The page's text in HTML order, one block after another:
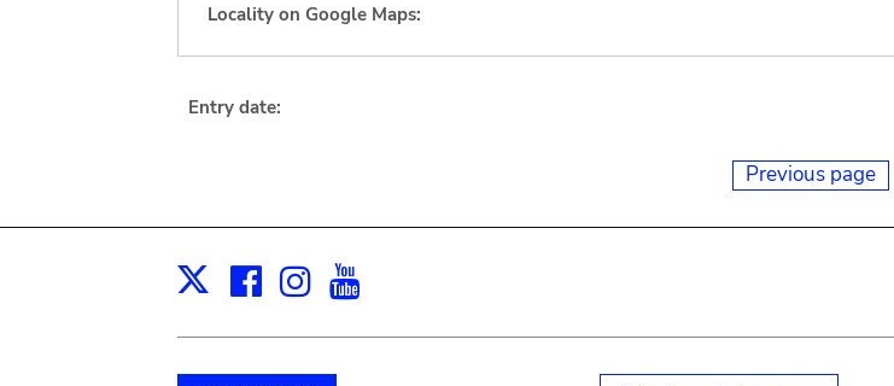
Locality on Google Maps:
Entry date:
Previous page
X Facebook
Instagram